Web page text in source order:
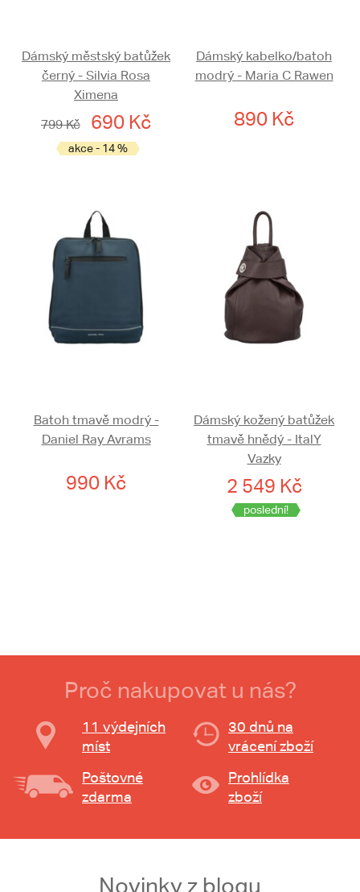
Dámský městský batůžek
černý - Silvia Rosa
Ximena
799 Kč
690 Kč
akce - 14 %
Dámský kabelko/batoh
modrý - Maria C Rawen
890 Kč
Batoh tmavě modrý -
Daniel Ray Avrams
990 Kč
Dámský kožený batůžek
tmavě hnědý - ItalY
Vazky
2 549 Kč
poslední!
Proč nakupovat u nás?
11 výdejních
míst
30 dnů na
vrácení zboží
Poštovné
zdarma
Prohlídka
zboží
Novinky z blogu